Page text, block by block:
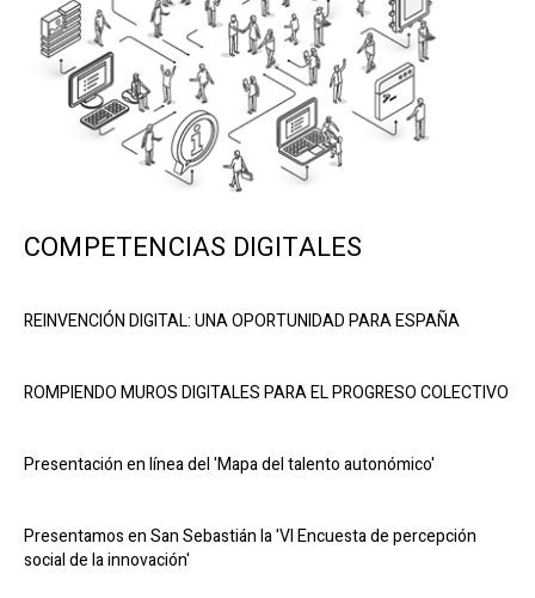
COMPETENCIAS DIGITALES
REINVENCIÓN DIGITAL: UNA OPORTUNIDAD PARA ESPAÑA
ROMPIENDO MUROS DIGITALES PARA EL PROGRESO COLECTIVO
Presentación en línea del 'Mapa del talento autonómico'
Presentamos en San Sebastián la 'VI Encuesta de percepción
social de la innovación'